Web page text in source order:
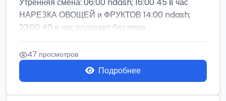
НАРЕЗКА ОВОЩЕЙ и ФРУКТОВ 14:00 ndash;
23:00 40 в час подходит без иври...
47 просмотров
Подробнее